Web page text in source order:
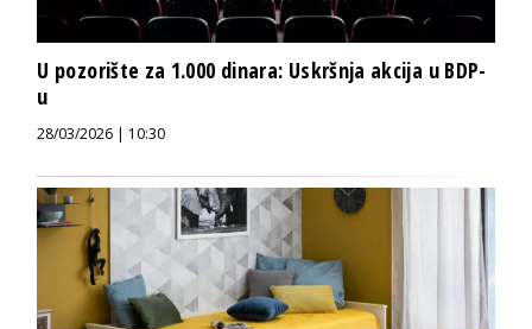
U pozorište za 1.000 dinara: Uskršnja akcija u BDP-
u
28/03/2026 | 10:30